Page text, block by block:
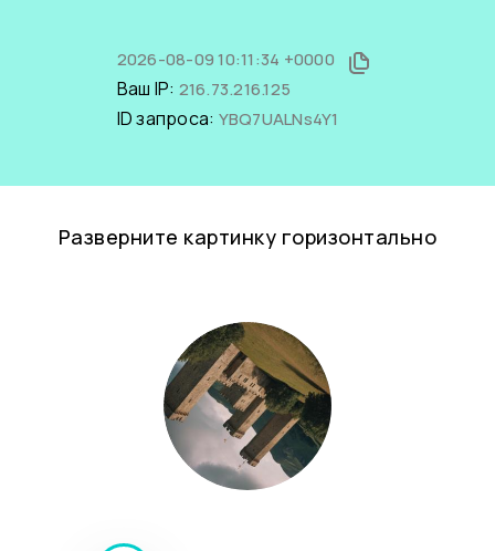
2026-08-09 10:11:34 +0000
Ваш IP: 216.73.216.125
ID запроса: YBQ7UALNs4Y1
Разверните картинку горизонтально